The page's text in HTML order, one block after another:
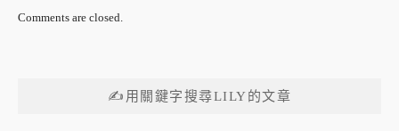
Comments are closed.
✍用關鍵字搜尋LILY的文章